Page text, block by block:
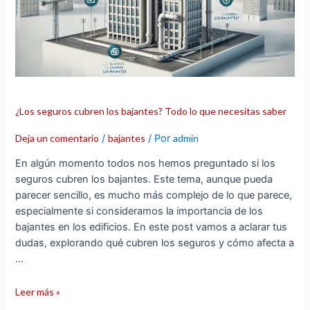
¿Los seguros cubren los bajantes? Todo lo que necesitas saber
Deja un comentario /bajantes / Poradmin
En algún momento todos nos hemos preguntado si los
seguros cubren los bajantes. Este tema, aunque pueda
parecer sencillo, es mucho más complejo de lo que parece,
especialmente si consideramos la importancia de los
bajantes en los edificios. En este post vamos a aclarar tus
dudas, explorando qué cubren los seguros y cómo afecta a
…
Todo
lo
Leer más »